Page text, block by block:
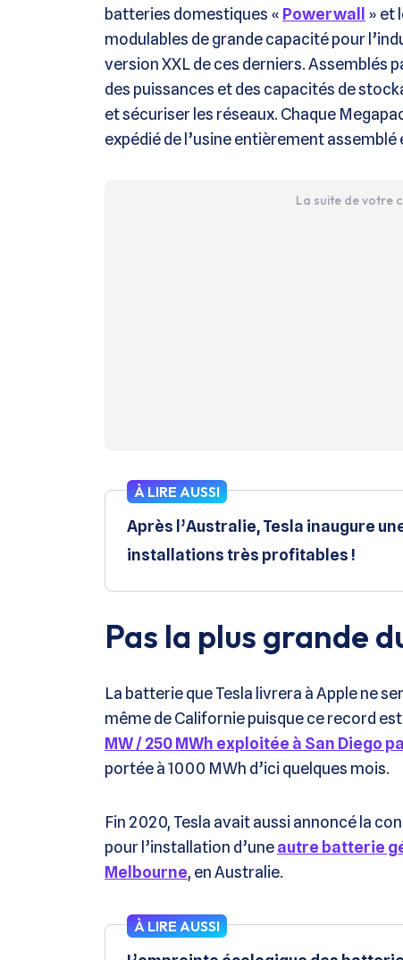
batteries domestiques « Powerwall » et
modulables de grande capacité pour
version XXL de ces derniers. Assemblés
des puissances et des capacités de
et sécuriser les réseaux. Chaque
expédié de l’usine entièrement
La suite de votre
À LIRE AUSSI
Après l’Australie, Tesla inaugure
installations très profitables !
Pas la plus grande
La batterie que Tesla livrera à Apple ne
même de Californie puisque ce record
MW / 250 MWh exploitée à San Diego
portée à 1000 MWh d’ici quelques mois.
Fin 2020, Tesla avait aussi annoncé la
pour l’installation d’uneautre batterie
Melbourne, en Australie.
À LIRE AUSSI